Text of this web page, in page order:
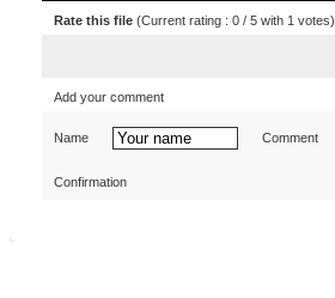
Rate this file (Current rating : 0 / 5 with 1 votes)
Add your comment
Name Comment
Confirmation